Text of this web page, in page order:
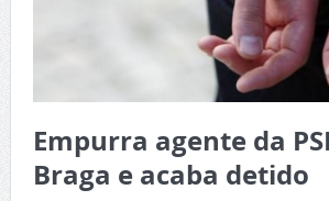
Empurra agente da
Braga e acaba detido